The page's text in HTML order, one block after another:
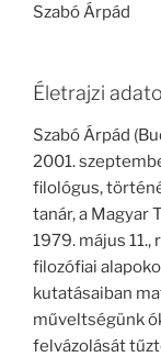
Szabó Árpád
Életrajzi
Szabó Árpád
2001.
filológus,
tanár, a Magyar
1979. május 11.,
filozófiai
kutatásaiban
műveltségünk
felvázolását